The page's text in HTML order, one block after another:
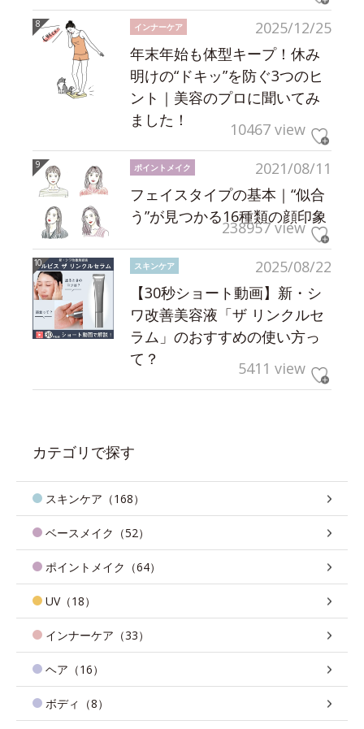
2025/12/25
インナーケア
年末年始も体型キープ！休み
明けの“ドキッ”を防ぐ3つのヒ
ント｜美容のプロに聞いてみ
ました！
10467 view
2021/08/11
ポイントメイク
フェイスタイプの基本｜“似合
う”が見つかる16種類の顔印象
238957 view
2025/08/22
スキンケア
【30秒ショート動画】新・シ
ワ改善美容液「ザ リンクルセ
ラム」のおすすめの使い方っ
て？
5411 view
カテゴリで探す
スキンケア（168）
ベースメイク（52）
ポイントメイク（64）
UV（18）
インナーケア（33）
ヘア（16）
ボディ（8）